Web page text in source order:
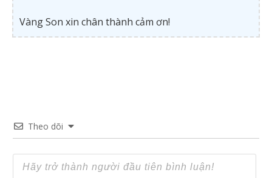
Vàng Son xin chân thành cảm ơn!
Theo dõi